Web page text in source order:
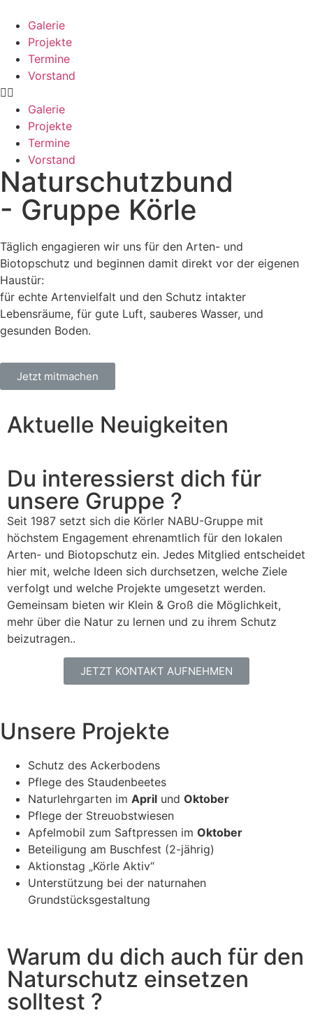
Galerie
Projekte
Termine
Vorstand
Galerie
Projekte
Termine
Vorstand
Naturschutzbund
- Gruppe Körle
Täglich engagieren wir uns für den Arten- und
Biotopschutz und beginnen damit direkt vor der eigenen
Haustür:
für echte Artenvielfalt und den Schutz intakter
Lebensräume, für gute Luft, sauberes Wasser, und
gesunden Boden.
Jetzt mitmachen
Aktuelle Neuigkeiten
Du interessierst dich für
unsere Gruppe ?
Seit 1987 setzt sich die Körler NABU-Gruppe mit
höchstem Engagement ehrenamtlich für den lokalen
Arten- und Biotopschutz ein. Jedes Mitglied entscheidet
hier mit, welche Ideen sich durchsetzen, welche Ziele
verfolgt und welche Projekte umgesetzt werden.
Gemeinsam bieten wir Klein & Groß die Möglichkeit,
mehr über die Natur zu lernen und zu ihrem Schutz
beizutragen..
JETZT KONTAKT AUFNEHMEN
Unsere Projekte
Schutz des Ackerbodens
Pflege des Staudenbeetes
Naturlehrgarten im April und Oktober
Pflege der Streuobstwiesen
Apfelmobil zum Saftpressen im Oktober
Beteiligung am Buschfest (2-jährig)
Aktionstag „Körle Aktiv“
Unterstützung bei der naturnahen
Grundstücksgestaltung
Warum du dich auch für den
Naturschutz einsetzen
solltest ?